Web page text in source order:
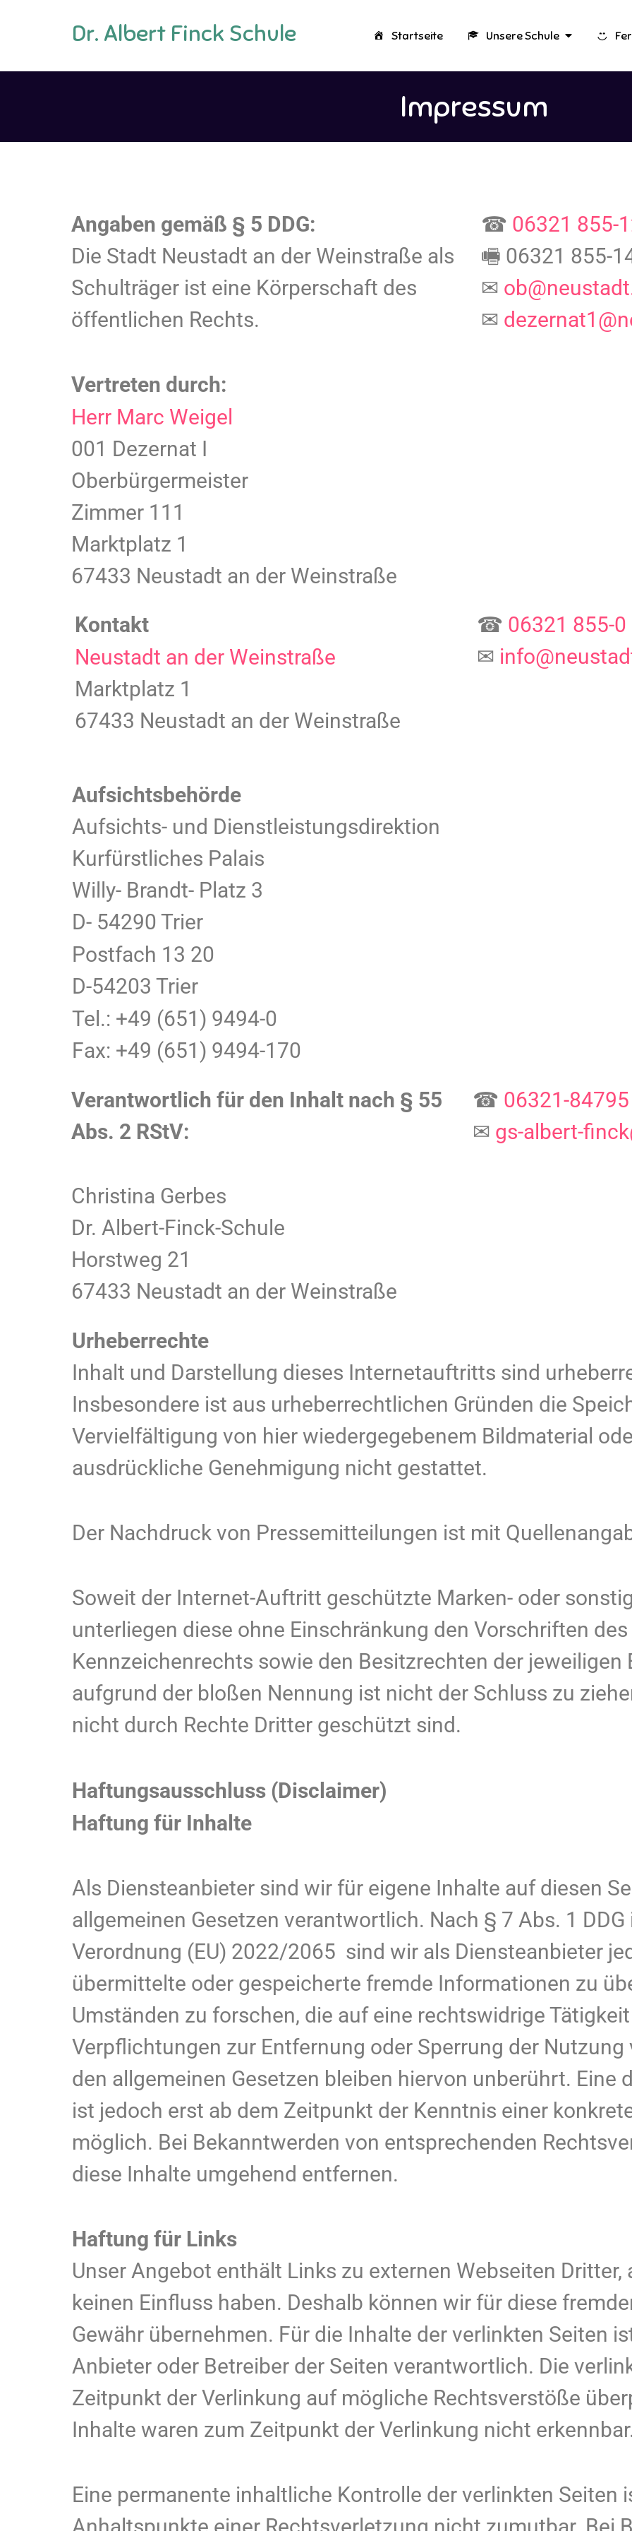
Dr. Albert Finck Schule Startseite Unsere Schule
Impressum
Angaben gemäß § 5 DDG:
Die Stadt Neustadt an der Weinstraße als
Schulträger ist eine Körperschaft des
öffentlichen Rechts.
Vertreten durch:
Herr Marc Weigel
001 Dezernat I
Oberbürgermeister
Zimmer 111
Marktplatz 1
67433 Neustadt an der Weinstraße
☎ 06321 855-
🖷 06321 855-
✉
✉
Kontakt
Neustadt an der Weinstraße
Marktplatz 1
67433 Neustadt an der Weinstraße
☎ 06321 855-0
✉
Aufsichtsbehörde
Aufsichts- und Dienstleistungsdirektion
Kurfürstliches Palais
Willy- Brandt- Platz 3
D- 54290 Trier
Postfach 13 20
D-54203 Trier
Tel.: +49 (651) 9494-0
Fax: +49 (651) 9494-170
Verantwortlich für den Inhalt nach § 55
Abs. 2 RStV:
Christina Gerbes
Dr. Albert-Finck-Schule
Horstweg 21
67433 Neustadt an der Weinstraße
☎ 06321-84795
✉ gs-albert-
Urheberrechte
Inhalt und Darstellung dieses Internetauftritts sind
Insbesondere ist aus urheberrechtlichen Gründen die
Vervielfältigung von hier wiedergegebenem Bildmaterial
ausdrückliche Genehmigung nicht gestattet.
Der Nachdruck von Pressemitteilungen ist mit
Soweit der Internet-Auftritt geschützte Marken- oder
unterliegen diese ohne Einschränkung den Vorschriften
Kennzeichenrechts sowie den Besitzrechten der jeweiligen
aufgrund der bloßen Nennung ist nicht der Schluss zu
nicht durch Rechte Dritter geschützt sind.
Haftungsausschluss (Disclaimer)
Haftung für Inhalte
Als Diensteanbieter sind wir für eigene Inhalte auf diesen
allgemeinen Gesetzen verantwortlich. Nach § 7 Abs. 1 DDG
Verordnung (EU) 2022/2065 sind wir als Diensteanbieter
übermittelte oder gespeicherte fremde Informationen zu
Umständen zu forschen, die auf eine rechtswidrige
Verpflichtungen zur Entfernung oder Sperrung der
den allgemeinen Gesetzen bleiben hiervon unberührt. Eine
ist jedoch erst ab dem Zeitpunkt der Kenntnis einer
möglich. Bei Bekanntwerden von entsprechenden
diese Inhalte umgehend entfernen.
Haftung für Links
Unser Angebot enthält Links zu externen Webseiten
keinen Einfluss haben. Deshalb können wir für diese
Gewähr übernehmen. Für die Inhalte der verlinkten Seiten
Anbieter oder Betreiber der Seiten verantwortlich. Die
Zeitpunkt der Verlinkung auf mögliche Rechtsverstöße
Inhalte waren zum Zeitpunkt der Verlinkung nicht
Eine permanente inhaltliche Kontrolle der verlinkten Seiten